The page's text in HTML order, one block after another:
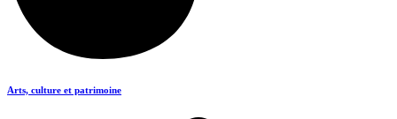
Arts, culture et patrimoine